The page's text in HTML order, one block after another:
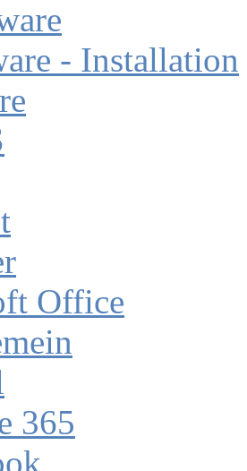
- Installation
Office
365